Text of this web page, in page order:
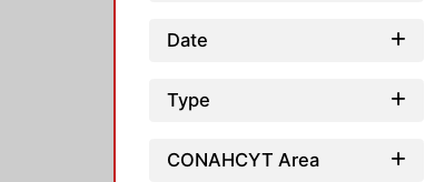
Date
Type
CONAHCYT Area